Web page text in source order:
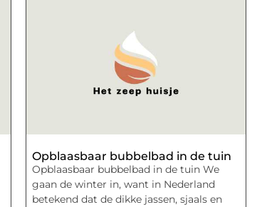
Opblaasbaar bubbelbad in de tuin
Opblaasbaar bubbelbad in de tuin We
gaan de winter in, want in Nederland
betekend dat de dikke jassen, sjaals en